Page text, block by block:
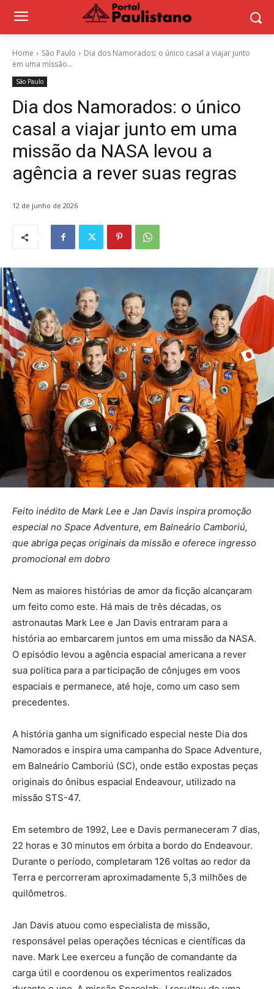
Home São Paulo
Dia dos Namorados: o único casal a viajar junto
em uma missão...
São Paulo
Dia dos Namorados: o único
casal a viajar junto em uma
missão da NASA levou a
agência a rever suas regras
12 de junho de 2026
Feito inédito de Mark Lee e Jan Davis inspira promoção
especial no Space Adventure, em Balneário Camboriú,
que abriga peças originais da missão e oferece ingresso
promocional em dobro
Nem as maiores histórias de amor da ficção alcançaram
um feito como este. Há mais de três décadas, os
astronautas Mark Lee e Jan Davis entraram para a
história ao embarcarem juntos em uma missão da NASA.
O episódio levou a agência espacial americana a rever
sua política para a participação de cônjuges em voos
espaciais e permanece, até hoje, como um caso sem
precedentes.
A história ganha um significado especial neste Dia dos
Namorados e inspira uma campanha do Space Adventure,
em Balneário Camboriú (SC), onde estão expostas peças
originais do ônibus espacial Endeavour, utilizado na
missão STS-47.
Em setembro de 1992, Lee e Davis permaneceram 7 dias,
22 horas e 30 minutos em órbita a bordo do Endeavour.
Durante o período, completaram 126 voltas ao redor da
Terra e percorreram aproximadamente 5,3 milhões de
quilômetros.
Jan Davis atuou como especialista de missão,
responsável pelas operações técnicas e científicas da
nave. Mark Lee exerceu a função de comandante da
carga útil e coordenou os experimentos realizados